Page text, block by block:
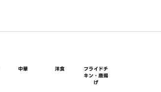
中華 洋食
フライドチ
キン・唐揚
げ